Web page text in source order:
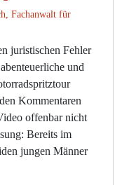
c
:
d
T
o
t
s
Fachanwalt für
juristischen Fehler
und
Kommentaren
offenbar nicht
Bereits im
jungen Männer